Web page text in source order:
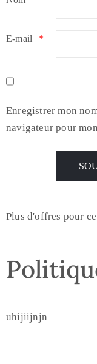
E-mail *
Enregistrer mon
navigateur pour
Plus d'offres pour
uhijiijnjn